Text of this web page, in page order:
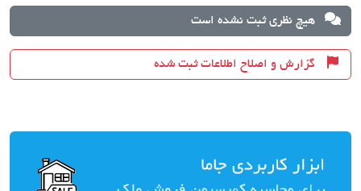
هیچ نظری ثبت نشده است
گزارش و اصلاح اطلاعات ثبت شده